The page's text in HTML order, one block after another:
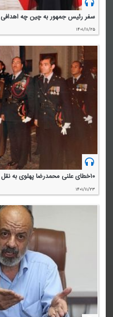
سفر رئیس جمهور به چین چه اهدافی
۱۴۰۱/۱۱/۲۵
۱۰خطای علنی محمدرضا پهلوی به نقل از مؤسسه مطالعاتی انگلیسی
۱۴۰۱/۱۱/۲۳